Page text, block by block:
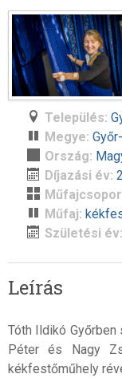
Település:
Megye:
Ország:
Díjazási év:
Műfaj:
Születési év:
Leírás
Tóth Ildikó
Péter és Nagy
kékfestőműhely